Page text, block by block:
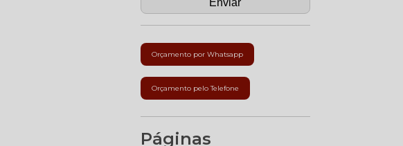
Orçamento por Whatsapp
Orçamento pelo Telefone
Páginas